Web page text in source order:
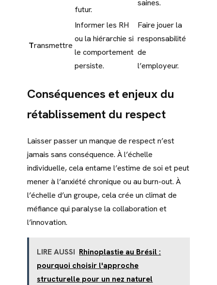
futur.
saines.
Transmettre
Informer les RH
ou la hiérarchie si
le comportement
persiste.
Faire jouer la
responsabilité
de
l’employeur.
Conséquences et enjeux du
rétablissement du respect
Laisser passer un manque de respect n’est
jamais sans conséquence. À l’échelle
individuelle, cela entame l’estime de soi et peut
mener à l’anxiété chronique ou au burn-out. À
l’échelle d’un groupe, cela crée un climat de
méfiance qui paralyse la collaboration et
l’innovation.
LIRE AUSSI Rhinoplastie au Brésil :
pourquoi choisir l'approche
structurelle pour un nez naturel